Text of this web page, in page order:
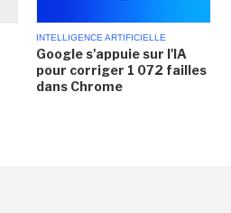
INTELLIGENCE ARTIFICIELLE
Google s'appuie sur l'IA
pour corriger 1 072 failles
dans Chrome